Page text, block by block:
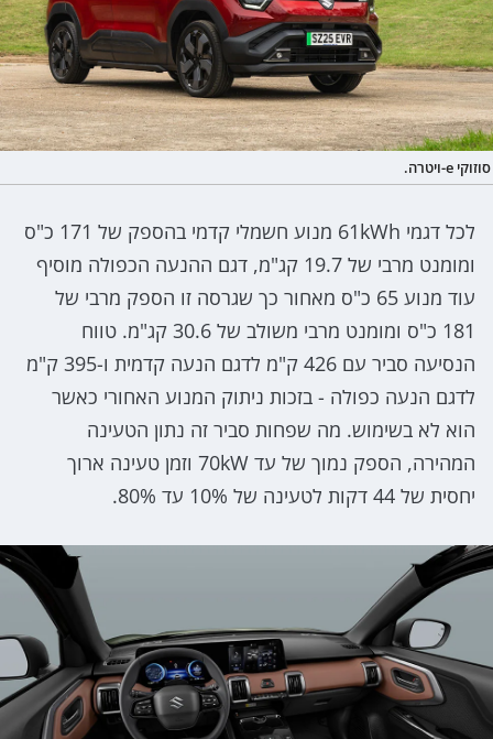
סוזוקי e-ויטרה.
לכל דגמי 61kWh מנוע חשמלי קדמי בהספק של 171 כ"ס
ומומנט מרבי של 19.7 קג"מ, דגם ההנעה הכפולה מוסיף
עוד מנוע 65 כ"ס מאחור כך שגרסה זו הספק מרבי של
181 כ"ס ומומנט מרבי משולב של 30.6 קג"מ. טווח
הנסיעה סביר עם 426 ק"מ לדגם הנעה קדמית ו-395 ק"מ
לדגם הנעה כפולה - בזכות ניתוק המנוע האחורי כאשר
הוא לא בשימוש. מה שפחות סביר זה נתון הטעינה
המהירה, הספק נמוך של עד 70kW וזמן טעינה ארוך
יחסית של 44 דקות לטעינה של 10% עד 80%.